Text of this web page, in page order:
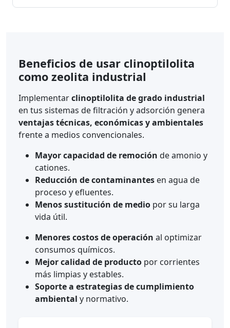
Beneficios de usar clinoptilolita
como zeolita industrial
Implementarclinoptilolita de grado industrial
en tus sistemas de filtración y adsorción genera
ventajas técnicas, económicas y ambientales
frente a medios convencionales.
Mayor capacidad de remoción de amonio y
cationes.
Reducción de contaminantes en agua de
proceso y efluentes.
Menos sustitución de medio por su larga
vida útil.
Menores costos de operación al optimizar
consumos químicos.
Mejor calidad de producto por corrientes
más limpias y estables.
Soporte a estrategias de cumplimiento
ambiental y normativo.